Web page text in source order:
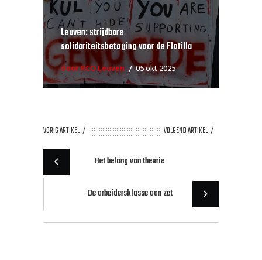
Leuven: strijdbare
solidariteitsbetoging voor de Flotilla
door RCO Leuven 05 okt 2025
VORIG ARTIKEL VOLGEND ARTIKEL
Het belang van theorie
De arbeidersklasse aan zet